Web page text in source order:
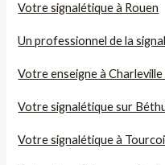
Votre signalétique à Rouen
Un professionnel de la
Votre enseigne à
Votre signalétique sur
Votre signalétique à